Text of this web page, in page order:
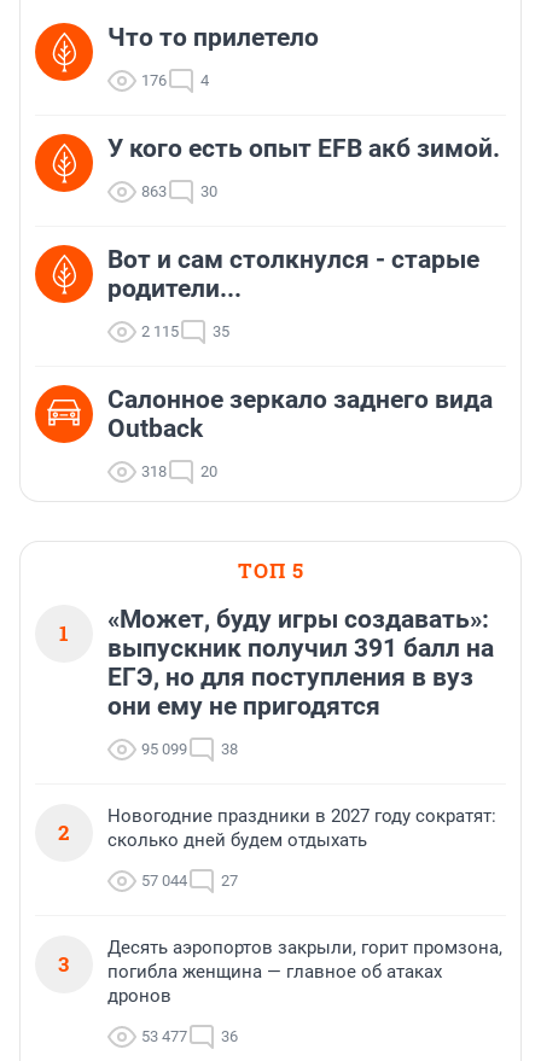
Что то прилетело
176 4
У кого есть опыт EFB акб зимой.
863 30
Вот и сам столкнулся - старые
родители...
2 115 35
Салонное зеркало заднего вида
Outback
318 20
ТОП 5
1
«Может, буду игры создавать»:
выпускник получил 391 балл на
ЕГЭ, но для поступления в вуз
они ему не пригодятся
95 099 38
2
Новогодние праздники в 2027 году сократят:
сколько дней будем отдыхать
57 044 27
3
Десять аэропортов закрыли, горит промзона,
погибла женщина — главное об атаках
дронов
53 477 36